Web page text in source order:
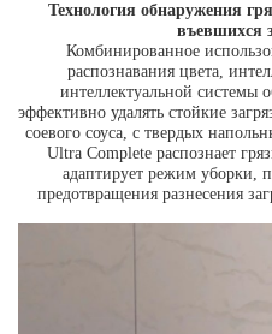
Технология обнаружения
въевшихся
Комбинированное
распознавания цвета,
интеллектуальной системы
эффективно удалять стойкие
соевого соуса, с твердых
Ultra Complete распознает
адаптирует режим уборки,
предотвращения разнесения